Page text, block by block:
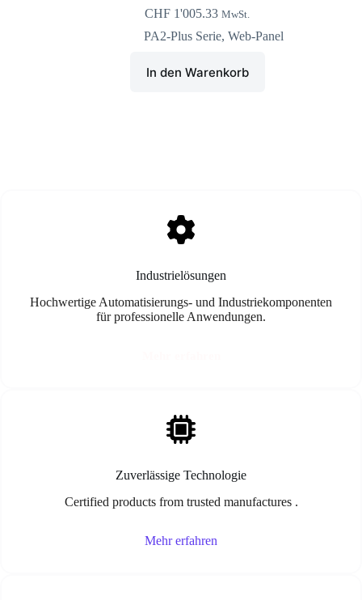
CHF 1'005.33 MwSt.
PA2-Plus Serie, Web-Panel
In den Warenkorb
Industrielösungen
Hochwertige Automatisierungs- und Industriekomponenten
für professionelle Anwendungen.
Zuverlässige Technologie
Certified products from trusted manufactures .
Mehr erfahren